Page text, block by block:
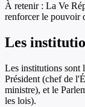
À retenir : La Ve
renforcer le pouvoir
Les
Les institutions sont
Président (chef de
ministre), et le
les lois).